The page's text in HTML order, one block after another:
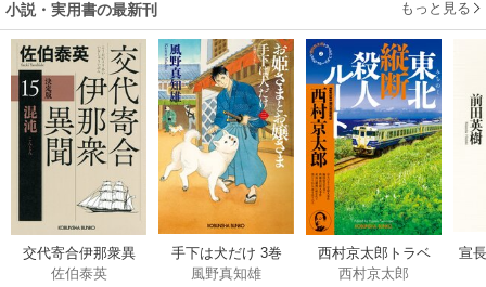
小説・実用書の最新刊 もっと見る
交代寄合伊那衆異
聞 15巻
佐伯泰英
手下は犬だけ 3巻
風野真知雄
西村京太郎トラベ
ルミステリー・セ
西村京太郎
宣